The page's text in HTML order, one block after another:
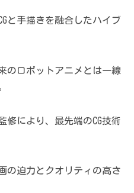
と手描きを融合したハイブ
のロボットアニメとは一線
修により、最先端のCG技術
の迫力とクオリティの高さ